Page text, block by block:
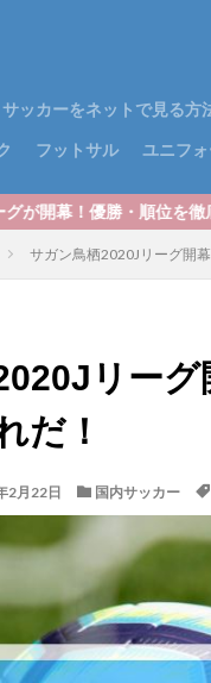
サッカーをネットで見る方
フットサル ユニフ
徹底予想！｜最新J1
サガン鳥栖2020Jリーグ開
リー
だ！
2月22日 国内サッカー